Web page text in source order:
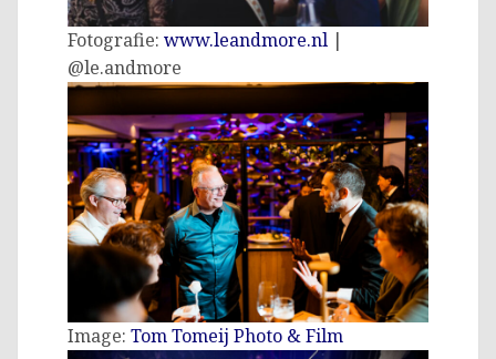
Fotografie: www.leandmore.nl |
@le.andmore
Image: Tom Tomeij Photo & Film